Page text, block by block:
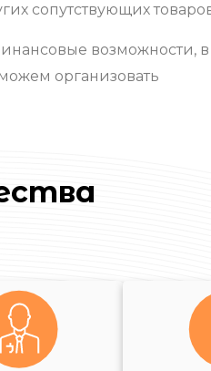
сопутствующих
возможности, в
организовать